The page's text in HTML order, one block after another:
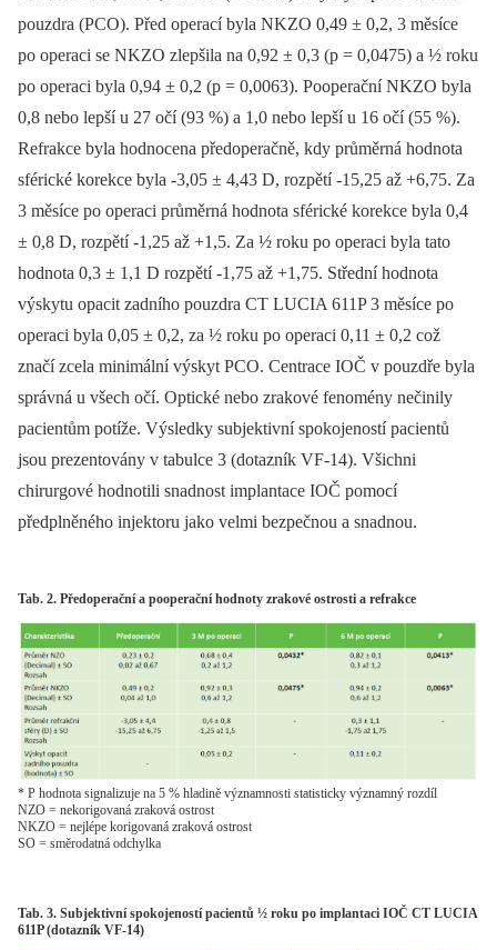
pouzdra (PCO). Před operací byla NKZO 0,49 ± 0,2, 3 měsíce
po operaci se NKZO zlepšila na 0,92 ± 0,3 (p = 0,0475) a ½ roku
po operaci byla 0,94 ± 0,2 (p = 0,0063). Pooperační NKZO byla
0,8 nebo lepší u 27 očí (93 %) a 1,0 nebo lepší u 16 očí (55 %).
Refrakce byla hodnocena předoperačně, kdy průměrná hodnota
sférické korekce byla -3,05 ± 4,43 D, rozpětí -15,25 až +6,75. Za
3 měsíce po operaci průměrná hodnota sférické korekce byla 0,4
± 0,8 D, rozpětí -1,25 až +1,5. Za ½ roku po operaci byla tato
hodnota 0,3 ± 1,1 D rozpětí -1,75 až +1,75. Střední hodnota
výskytu opacit zadního pouzdra CT LUCIA 611P 3 měsíce po
operaci byla 0,05 ± 0,2, za ½ roku po operaci 0,11 ± 0,2 což
značí zcela minimální výskyt PCO. Centrace IOČ v pouzdře byla
správná u všech očí. Optické nebo zrakové fenomény nečinily
pacientům potíže. Výsledky subjektivní spokojeností pacientů
jsou prezentovány v tabulce 3 (dotazník VF-14). Všichni
chirurgové hodnotili snadnost implantace IOČ pomocí
předplněného injektoru jako velmi bezpečnou a snadnou.
Tab. 2. Předoperační a pooperační hodnoty zrakové ostrosti a refrakce
* P hodnota signalizuje na 5 % hladině významnosti statisticky významný rozdíl
NZO = nekorigovaná zraková ostrost
NKZO = nejlépe korigovaná zraková ostrost
SO = směrodatná odchylka
Tab. 3. Subjektivní spokojeností pacientů ½ roku po implantaci IOČ CT LUCIA
611P (dotazník VF-14)